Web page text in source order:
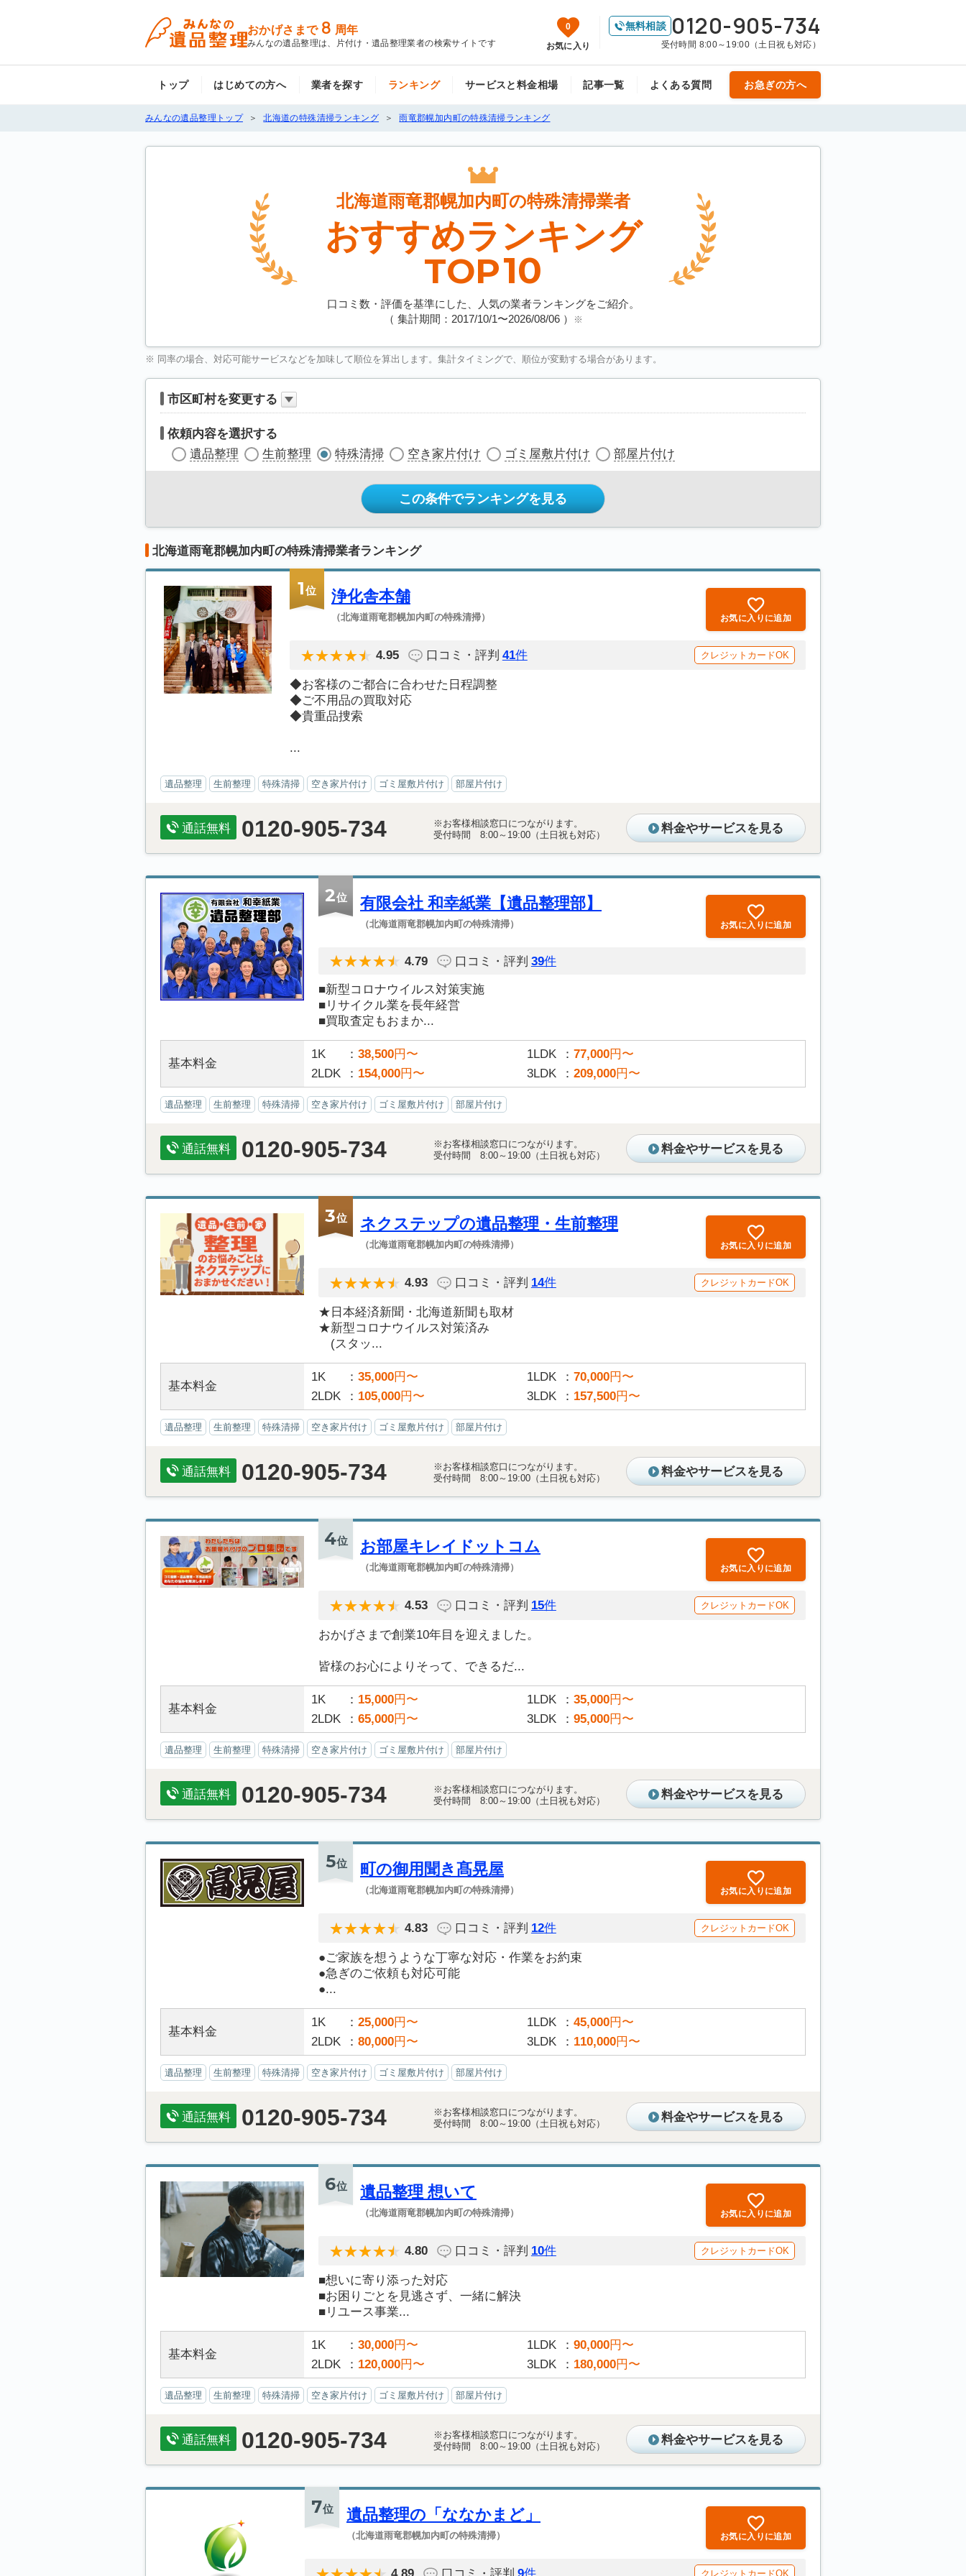
おかげさまで 8 周年
みんなの遺品整理は、片付け・遺品整理業者の検索サイトです
0
お気に入り
無料相談 0120-905-734
受付時間 8:00～19:00（土日祝も対応）
トップ はじめての方へ 業者を探す ランキング サービスと料金相場 記事一覧 よくある質問 お急ぎの方へ
みんなの遺品整理トップ 北海道の特殊清掃ランキング 雨竜郡幌加内町の特殊清掃ランキング
北海道雨竜郡幌加内町の特殊清掃業者
おすすめランキング
TOP10
口コミ数・評価を基準にした、人気の業者ランキングをご紹介。
（ 集計期間：2017/10/1〜2026/08/06） ※
※ 同率の場合、対応可能サービスなどを加味して順位を算出します。集計タイミングで、順位が変動する場合があります。
市区町村を変更する
依頼内容を選択する
遺品整理
生前整理 特殊清掃 空き家片付け ゴミ屋敷片付け 部屋片付け
この条件でランキングを見る
北海道雨竜郡幌加内町の特殊清掃業者ランキング
1位 浄化舎本舗
（北海道雨竜郡幌加内町の特殊清掃） お気に入りに追加
4.95 口コミ・評判 41件 クレジットカードOK
◆お客様のご都合に合わせた日程調整
◆ご不用品の買取対応
◆貴重品捜索
...
遺品整理 生前整理 特殊清掃 空き家片付け ゴミ屋敷片付け 部屋片付け
通話無料 0120-905-734
※お客様相談窓口につながります。
受付時間 8:00～19:00（土日祝も対応）
料金やサービスを見る
2位 有限会社 和幸紙業【遺品整理部】
（北海道雨竜郡幌加内町の特殊清掃） お気に入りに追加
4.79 口コミ・評判 39件
■新型コロナウイルス対策実施
■リサイクル業を長年経営
■買取査定もおまか...
基本料金
1K 38,500円〜 1LDK 77,000円〜
2LDK
154,000円〜 3LDK 209,000円〜
遺品整理 生前整理 特殊清掃 空き家片付け ゴミ屋敷片付け 部屋片付け
通話無料 0120-905-734
※お客様相談窓口につながります。
受付時間 8:00～19:00（土日祝も対応）
料金やサービスを見る
3位 ネクステップの遺品整理・生前整理
（北海道雨竜郡幌加内町の特殊清掃） お気に入りに追加
4.93 口コミ・評判 14件 クレジットカードOK
★日本経済新聞・北海道新聞も取材
★新型コロナウイルス対策済み
(スタッ...
基本料金
1K 35,000円〜 1LDK 70,000円〜
2LDK
105,000円〜 3LDK 157,500円〜
遺品整理 生前整理 特殊清掃 空き家片付け ゴミ屋敷片付け 部屋片付け
通話無料 0120-905-734
※お客様相談窓口につながります。
受付時間 8:00～19:00（土日祝も対応）
料金やサービスを見る
4位 お部屋キレイドットコム
（北海道雨竜郡幌加内町の特殊清掃） お気に入りに追加
4.53 口コミ・評判 15件 クレジットカードOK
おかげさまで創業10年目を迎えました。
皆様のお心によりそって、できるだ...
基本料金
1K 15,000円〜 1LDK 35,000円〜
2LDK
65,000円〜 3LDK 95,000円〜
遺品整理 生前整理 特殊清掃 空き家片付け ゴミ屋敷片付け 部屋片付け
通話無料 0120-905-734
※お客様相談窓口につながります。
受付時間 8:00～19:00（土日祝も対応）
料金やサービスを見る
5位 町の御用聞き髙晃屋
（北海道雨竜郡幌加内町の特殊清掃） お気に入りに追加
4.83 口コミ・評判 12件 クレジットカードOK
●ご家族を想うような丁寧な対応・作業をお約束
●急ぎのご依頼も対応可能
●...
基本料金
1K 25,000円〜 1LDK 45,000円〜
2LDK
80,000円〜 3LDK 110,000円〜
遺品整理 生前整理 特殊清掃 空き家片付け ゴミ屋敷片付け 部屋片付け
通話無料 0120-905-734
※お客様相談窓口につながります。
受付時間 8:00～19:00（土日祝も対応）
料金やサービスを見る
6位 遺品整理 想いて
（北海道雨竜郡幌加内町の特殊清掃） お気に入りに追加
4.80 口コミ・評判 10件 クレジットカードOK
■想いに寄り添った対応
■お困りごとを見逃さず、一緒に解決
■リユース事業...
基本料金
1K 30,000円〜 1LDK 90,000円〜
2LDK
120,000円〜 3LDK 180,000円〜
遺品整理 生前整理 特殊清掃 空き家片付け ゴミ屋敷片付け 部屋片付け
通話無料 0120-905-734
※お客様相談窓口につながります。
受付時間 8:00～19:00（土日祝も対応）
料金やサービスを見る
7位 遺品整理の「ななかまど」
（北海道雨竜郡幌加内町の特殊清掃） お気に入りに追加
クレジットカードOK